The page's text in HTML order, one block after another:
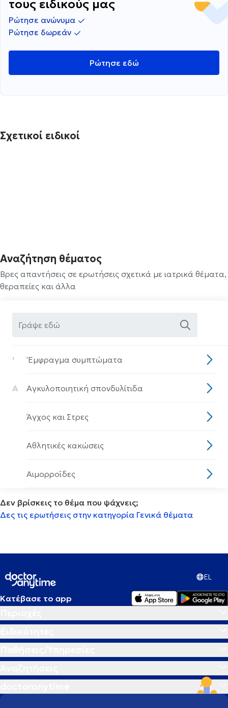
τους ειδικούς μας
Ρώτησε ανώνυμα
Ρώτησε δωρεάν
Ρώτησε εδώ
Σχετικοί ειδικοί
Αναζήτηση θέματος
Βρες απαντήσεις σε ερωτήσεις σχετικά με ιατρικά θέματα,
θεραπείες και άλλα
' 'Eμφραγμα συμπτώματα
Α Αγκυλοποιητική σπονδυλίτιδα
Άγχος και Στρες
Αθλητικές κακώσεις
Αιμορροΐδες
Αισθητηριακη ολοκλήρωση
Ακράτεια
Ακτινική κεράτωση
Ακτινογραφία
Δεν βρίσκεις το θέμα που ψάχνεις;
Δες τις ερωτήσεις στην κατηγορία Γενικά θέματα
EL
Κατέβασε το app